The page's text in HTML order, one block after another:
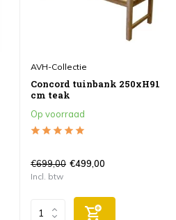
AVH-Collectie
Concord tuinbank 250xH91
cm teak
Op voorraad
€699,00 €499,00
Incl. btw